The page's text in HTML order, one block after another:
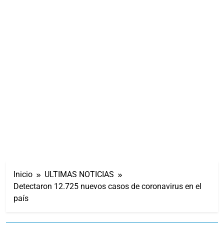
Inicio
ULTIMAS NOTICIAS
Detectaron 12.725 nuevos casos de coronavirus en el
país